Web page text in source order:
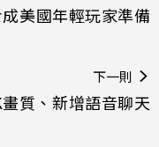
美國年輕玩家準備
下一則
質、新增語音聊天